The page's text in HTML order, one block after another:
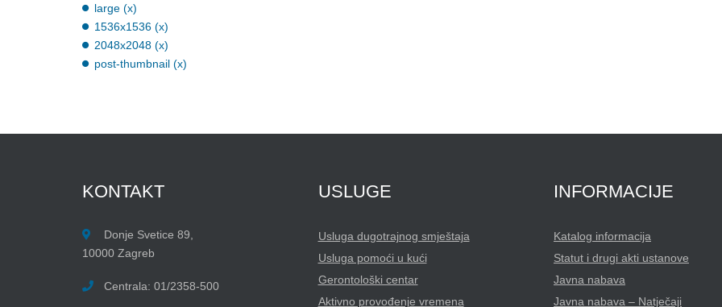
large (x)
1536x1536 (x)
2048x2048 (x)
post-thumbnail (x)
KONTAKT
Donje Svetice 89,
10000 Zagreb
Centrala: 01/2358-500
USLUGE
Usluga dugotrajnog smještaja
Usluga pomoći u kući
Gerontološki centar
Aktivno provođenje vremena
INFORMACIJE
Katalog informacija
Statut i drugi akti ustanove
Javna nabava
Javna nabava – Natječaji